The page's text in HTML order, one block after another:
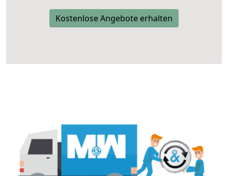
Kostenlose Angebote erhalten